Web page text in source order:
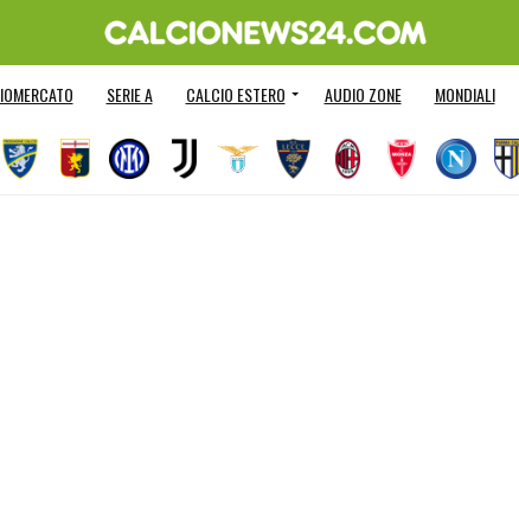
SERIE A CALCIO ESTERO AUDIO ZONE MONDIALI